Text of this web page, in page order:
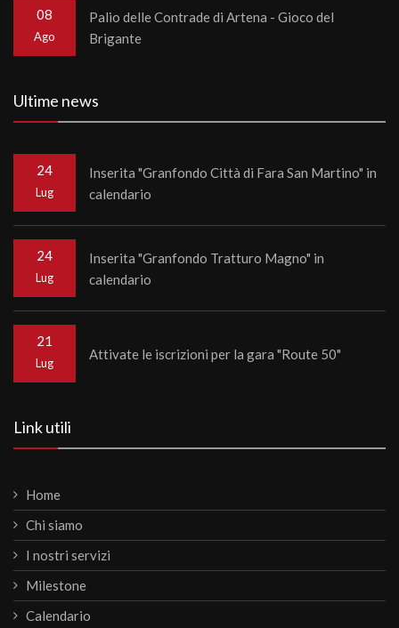
08
Ago
Palio delle Contrade di Artena - Gioco del
Brigante
Ultime news
24
Lug
Inserita "Granfondo Città di Fara San Martino" in
calendario
24
Lug
Inserita "Granfondo Tratturo Magno" in
calendario
21
Lug
Attivate le iscrizioni per la gara "Route 50"
Link utili
Home
Chi siamo
I nostri servizi
Milestone
Calendario